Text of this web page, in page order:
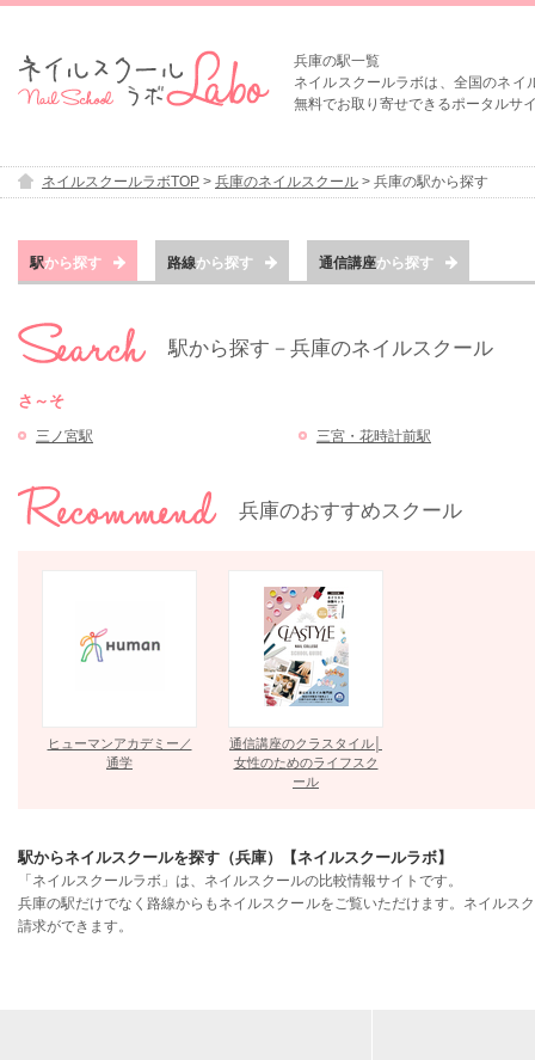
兵庫の駅一覧
ネイルスクールラボは、全国のネイ
無料でお取り寄せできるポータルサ
ネイルスクールラボTOP > 兵庫のネイルスクール > 兵庫の駅から探す
駅から探す 路線から探す 通信講座から探す
駅から探す－兵庫のネイルスクール
さ～そ
三ノ宮駅 三宮・花時計前駅
兵庫のおすすめスクール
ヒューマンアカデミー／
通学
通信講座のクラスタイル│
女性のためのライフスク
ール
駅からネイルスクールを探す（兵庫）【ネイルスクールラボ】
「ネイルスクールラボ」は、ネイルスクールの比較情報サイトです。
兵庫の駅だけでなく路線からもネイルスクールをご覧いただけます。ネイル
請求ができます。